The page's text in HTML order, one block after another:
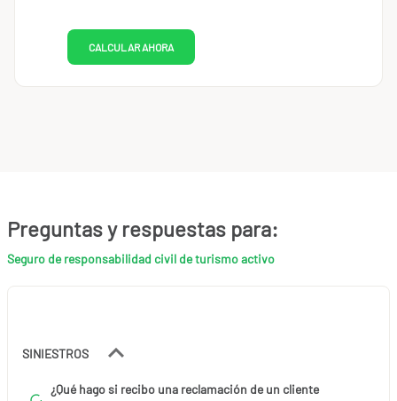
Preguntas y respuestas para:
Seguro de responsabilidad civil de turismo activo
SINIESTROS
¿Qué hago si recibo una reclamación de un cliente
CALCULAR AHORA